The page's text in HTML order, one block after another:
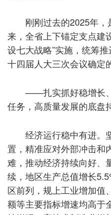
刚刚过去的2025年，
来，全省上下锚定支点建
设七大战略”实施，统筹
十四届人大三次会议确定
——扎实抓好稳增长
任务，高质量发展的底盘
经济运行稳中有进。
置，精准应对外部冲击和
难，推动经济持续向好、
续，地区生产总值增长
区前列，规上工业增加值
额等主要指标增速均高于